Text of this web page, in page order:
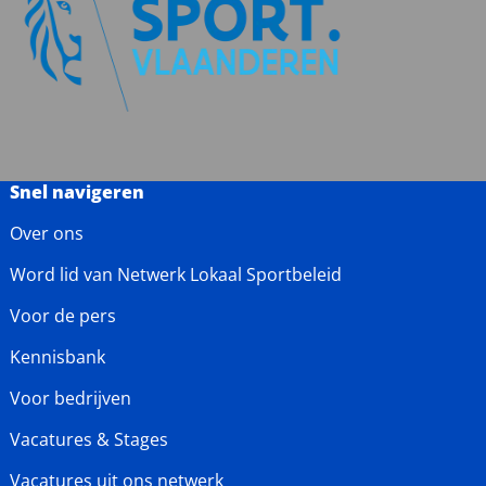
Snel navigeren
Over ons
Word lid van Netwerk Lokaal Sportbeleid
Voor de pers
Kennisbank
Voor bedrijven
Vacatures & Stages
Vacatures uit ons netwerk